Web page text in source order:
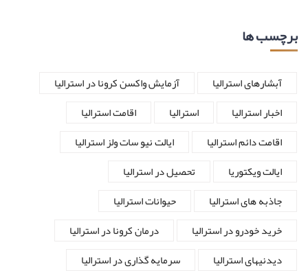
برچسب ها
آبشارهای استرالیا
آزمایش واکسن کرونا در استرالیا
اخبار استرالیا
استرالیا
اقامت استرالیا
اقامت دائم استرالیا
ایالت نیو سات ولز استرالیا
ایالت ویکتوریا
تحصیل در استرالیا
جاذبه های استرالیا
حیوانات استرالیا
خرید خودرو در استرالیا
درمان کرونا در استرالیا
دیدنیهای استرالیا
سرمایه گذاری در استرالیا